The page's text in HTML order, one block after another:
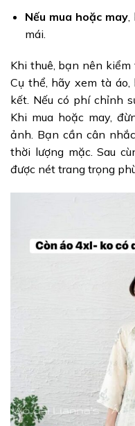
Nếu mua hoặc may
mái.
Khi thuê, bạn nên
Cụ thể, hãy xem tà
kết. Nếu có phí chỉnh
Khi mua hoặc may,
ảnh. Bạn cần cân
thời lượng mặc. Sau
được nét trang trọng